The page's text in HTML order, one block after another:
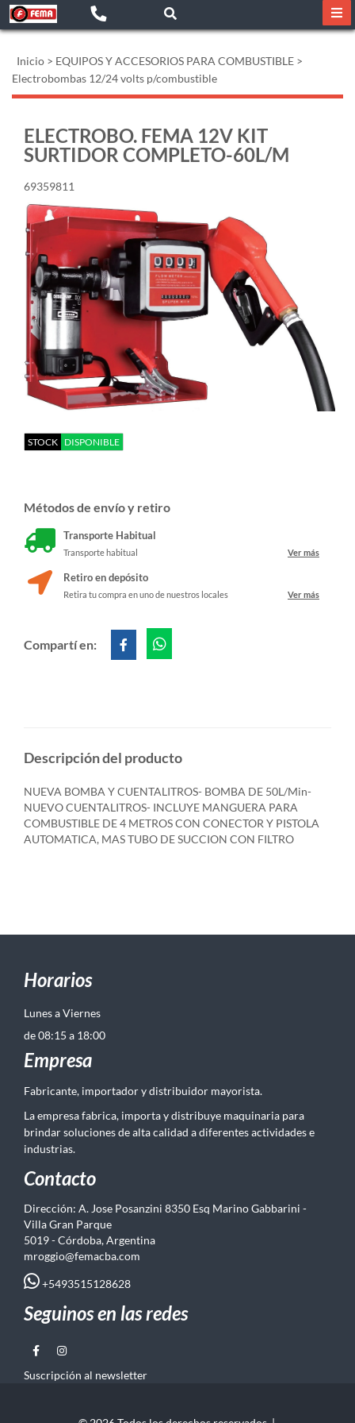
Inicio > EQUIPOS Y ACCESORIOS PARA COMBUSTIBLE >
Electrobombas 12/24 volts p/combustible
ELECTROBO. FEMA 12V KIT
SURTIDOR COMPLETO-60L/M
69359811
STOCK DISPONIBLE
Métodos de envío y retiro
Transporte Habitual
Transporte habitual Ver más
Retiro en depósito
Retira tu compra en uno de nuestros locales Ver más
Compartí en:
Descripción del producto
NUEVA BOMBA Y CUENTALITROS- BOMBA DE 50L/Min-
NUEVO CUENTALITROS- INCLUYE MANGUERA PARA
COMBUSTIBLE DE 4 METROS CON CONECTOR Y PISTOLA
AUTOMATICA, MAS TUBO DE SUCCION CON FILTRO
Horarios
Lunes a Viernes
de 08:15 a 18:00
Empresa
Fabricante, importador y distribuidor mayorista.
La empresa fabrica, importa y distribuye maquinaria para
brindar soluciones de alta calidad a diferentes actividades e
industrias.
Contacto
Dirección: A. Jose Posanzini 8350 Esq Marino Gabbarini -
Villa Gran Parque
5019 - Córdoba, Argentina
mroggio@femacba.com
+5493515128628
Seguinos en las redes
Suscripción al newsletter